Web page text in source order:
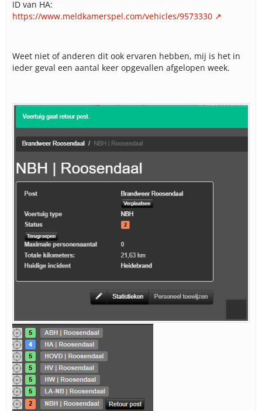
ID van HA:
https://www.meldkamerspel.com/vehicles/9573330
Weet niet of anderen dit ook ervaren hebben, mij is het in
ieder geval een aantal keer opgevallen afgelopen week.